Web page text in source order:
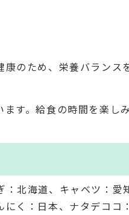
のため、栄養バランス
す。給食の時間を楽し
北海道、キャベツ：愛
く：日本、ナタデココ